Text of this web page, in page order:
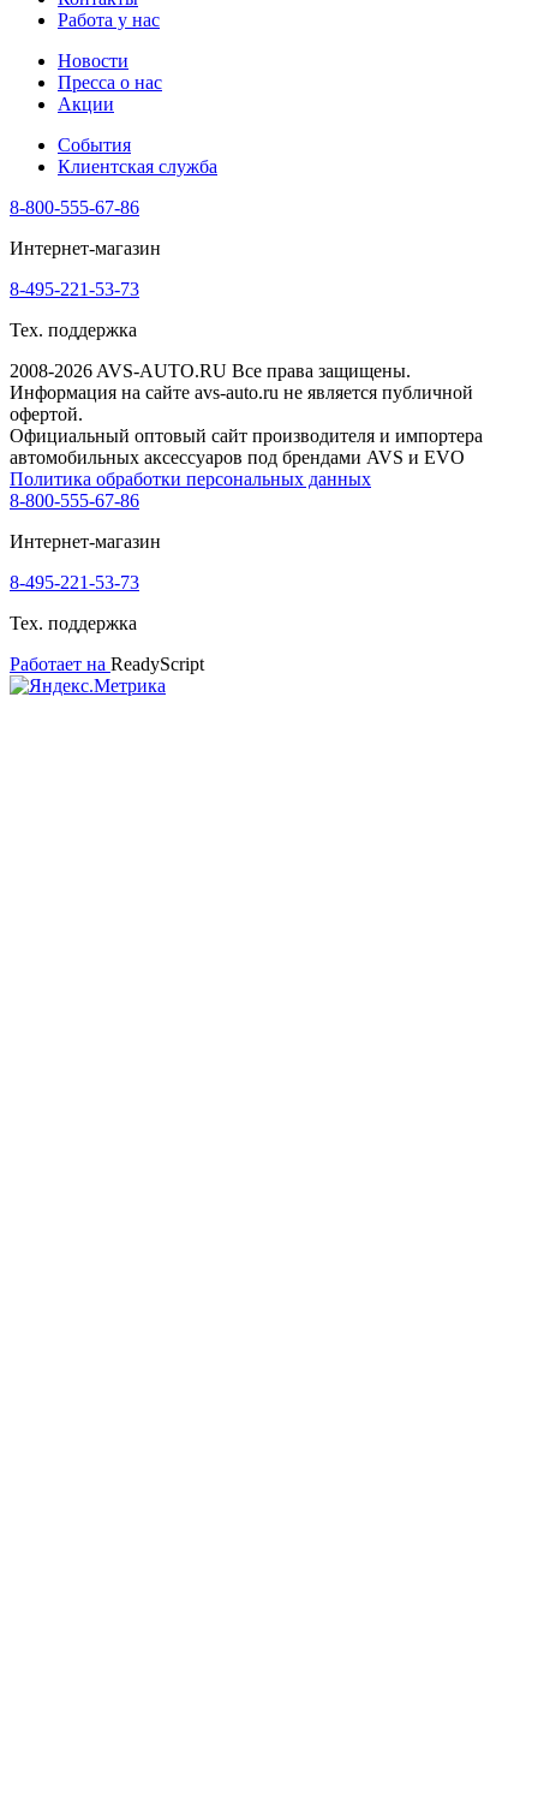
Работа у нас
Новости
Пресса о нас
Акции
События
Клиентская служба
8-800-555-67-86
Интернет-магазин
8-495-221-53-73
Тех. поддержка
2008-2026 AVS-AUTO.RU Все права защищены.
Информация на сайте avs-auto.ru не является публичной
офертой.
Официальный оптовый сайт производителя и импортера
автомобильных аксессуаров под брендами AVS и EVO
Политика обработки персональных данных
8-800-555-67-86
Интернет-магазин
8-495-221-53-73
Тех. поддержка
Работает на ReadyScript